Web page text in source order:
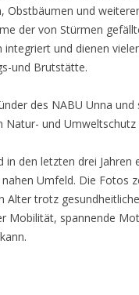
Obstbäumen und
der von Stürmen
integriert und dienen
und Brutstätte.
des NABU Unna und
Natur- und Umweltschutz
den letzten drei Jahren
Umfeld. Die Fotos
Alter trotz
Mobilität, spannende